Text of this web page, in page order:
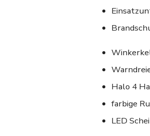
Halo 4
farbige
LED